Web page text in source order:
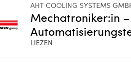
AHT COOLING SYSTEMS
Mechatroniker:in
LIEZEN